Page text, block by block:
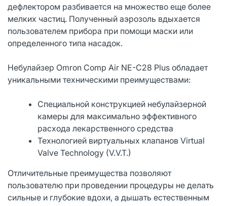
дефлектором разбивается на множество еще более
мелких частиц. Полученный аэрозоль вдыхается
пользователем прибора при помощи маски или
определенного типа насадок.
Небулайзер Omron Comp Air NE-C28 Plus обладает
уникальными техническими преимуществами:
Специальной конструкцией небулайзерной
камеры для максимально эффективного
расхода лекарственного средства
Технологией виртуальных клапанов Virtual
Valve Technology (V.V.T.)
Отличительные преимущества позволяют
пользователю при проведении процедуры не делать
сильные и глубокие вдохи, а дышать естественным